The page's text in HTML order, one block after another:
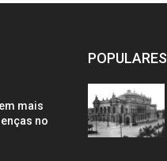
mais
no
POPULARES